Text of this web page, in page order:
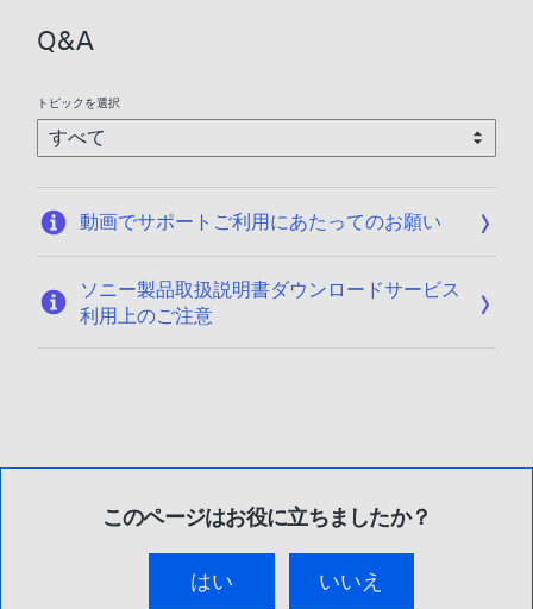
Q&A
トピックを選択
動画でサポートご利用にあたってのお願い
ソニー製品取扱説明書ダウンロードサービス
利用上のご注意
このページはお役に立ちましたか？
はい いいえ